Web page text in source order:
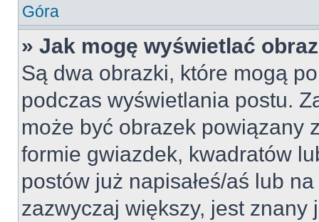
Góra
» Jak mogę wyświetlać
Są dwa obrazki, które mogą
podczas wyświetlania postu.
może być obrazek powiązany
formie gwiazdek, kwadratów
postów już napisałeś/aś lub
zazwyczaj większy, jest